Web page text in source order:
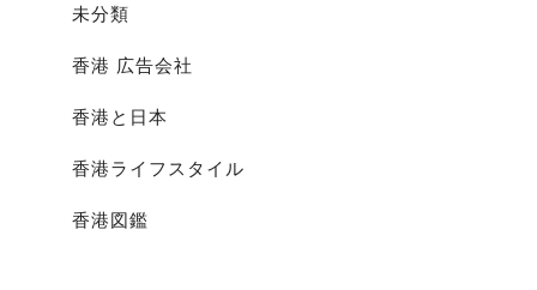
未分類
香港 広告会社
香港と日本
香港ライフスタイル
香港図鑑